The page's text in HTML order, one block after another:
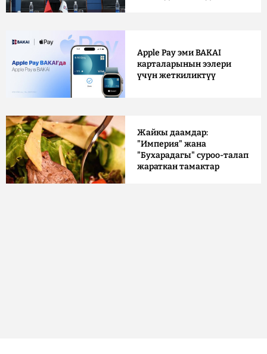
Apple Pay эми BAKAI
карталарынын ээлери
үчүн жеткиликтүү
Жайкы даамдар:
"Империя" жана
"Бухарадагы" суроо-талап
жараткан тамактар